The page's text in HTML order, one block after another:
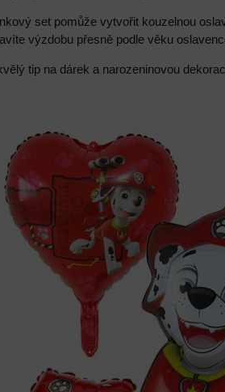
set pomůže vytvořit kouzelnou
výzdobu přesně podle věku
tip na dárek a narozeninovou